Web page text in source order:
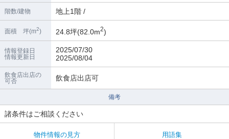
亀戸駅の店舗物件・貸店舗・テナント一覧
階数/建物 地上1階 /
面積 坪(m2) 24.8坪(82.0m2)
情報登録日
情報更新日
2025/07/30
2025/08/04
飲食店出店の
可否
飲食店出店可
備考
諸条件はご相談ください
物件情報の見方 用語集